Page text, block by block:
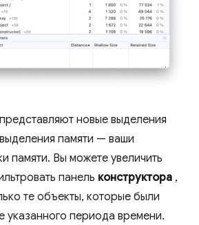
новые выделения
памяти — ваши
памяти. Вы можете увеличить
панель конструктора ,
те объекты, которые были
указанного периода времени.